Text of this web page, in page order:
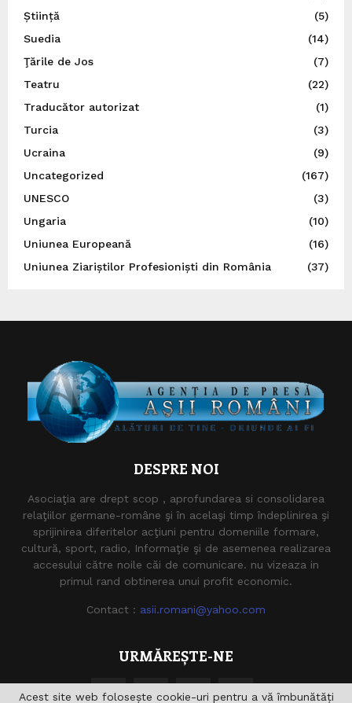
Știință
(5)
Suedia
(14)
Ţările de Jos
(7)
Teatru
(22)
Traducător autorizat
(1)
Turcia
(3)
Ucraina
(9)
Uncategorized
(167)
UNESCO
(3)
Ungaria
(10)
Uniunea Europeană
(16)
Uniunea Ziariștilor Profesioniști din România
(37)
DESPRE NOI
Asociaţia are drept scop , aprofundarea si consolidarea
relaţiilor germane-române şi în acelaşi timp îndeplinirea şi
sprijinirea diferitelor acţiuni pentru domeniile formare,
cultură, sport, radio, Informaţie şi de asemenea realizarea
accesului către noile căi de comunicare. nu vizeaza in
primul rand obtinerea unui profit economic.
Contact : asii.romani@yahoo.com
URMĂREȘTE-NE
Acest site web folosește cookie-uri pentru a vă îmbunătăți